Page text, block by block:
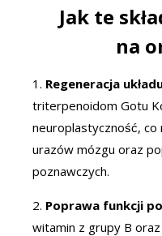
Jak te
na
1. Regeneracja
triterpenoidom Gotu
neuroplastyczność, co
urazów mózgu oraz
poznawczych.
2. Poprawa funkcji
witamin z grupy B